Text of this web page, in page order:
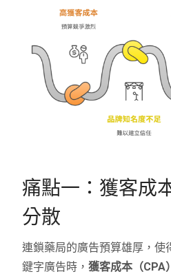
痛點一：獲客成
分散
連鎖藥局的廣告預算雄厚，使
鍵字廣告時，獲客成本（CPA